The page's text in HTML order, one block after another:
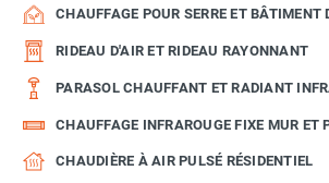
CHAUFFAGE POUR SERRE ET BÂTIMENT
RIDEAU D'AIR ET RIDEAU RAYONNANT
PARASOL CHAUFFANT ET RADIANT
CHAUFFAGE INFRAROUGE FIXE MUR ET
CHAUDIÈRE À AIR PULSÉ RÉSIDENTIEL